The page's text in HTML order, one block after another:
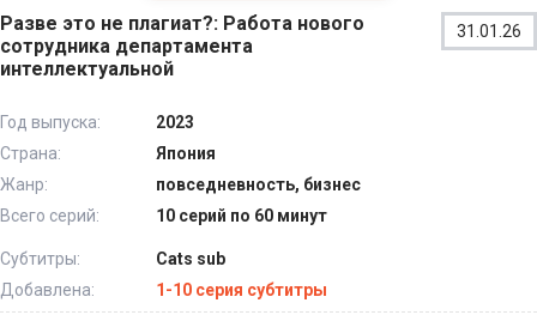
Разве это не плагиат?: Работа нового
сотрудника департамента
интеллектуальной
31.01.26
Год выпуска:
2023
Страна:
Япония
Жанр:
повседневность, бизнес
Всего серий:
10 серий по 60 минут
Субтитры:
Cats sub
Добавлена:
1-10 серия субтитры